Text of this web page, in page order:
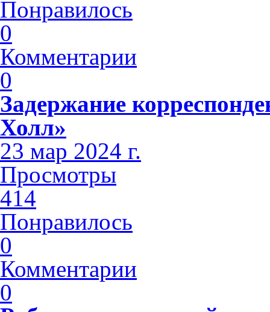
Понравилось
0
Комментарии
0
Задержание
Холл»
23 мар 2024 г.
Просмотры
414
Понравилось
0
Комментарии
0